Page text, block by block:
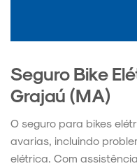
Seguro Bike
Grajaú (MA)
O seguro para bikes
avarias, incluindo
elétrica. Com